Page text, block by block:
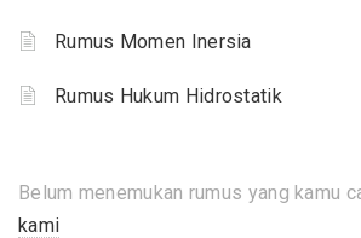
Rumus Momen Inersia
Rumus Hukum Hidrostatik
Belum menemukan rumus yang kamu
kami